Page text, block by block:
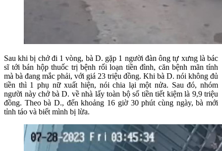
Sau khi bị chở đi 1 vòng, bà D. gặp 1 người đàn ông tự xưng là bác
sĩ tới bán hộp thuốc trị bệnh rối loạn tiền đình, căn bệnh mãn tính
mà bà đang mắc phải, với giá 23 triệu đồng. Khi bà D. nói không đủ
tiền thì 1 phụ nữ xuất hiện, nói chia lại một nửa. Sau đó, nhóm
người này chở bà D. về nhà lấy toàn bộ số tiền tiết kiệm là 9,9 triệu
đồng. Theo bà D., đến khoảng 16 giờ 30 phút cùng ngày, bà mới
tỉnh táo và biết mình bị lừa.